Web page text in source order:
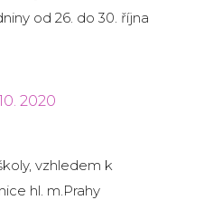
od 26. do 30. října
2020
vzhledem k
hl. m.Prahy